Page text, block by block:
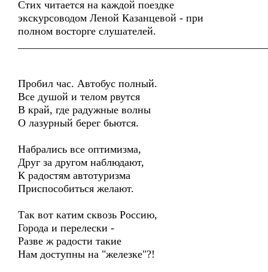
Стих читается на каждой поездке
экскурсоводом Леной Казанцевой - при
полном восторге слушателей.
Пробил час. Автобус полный.
Все душой и телом рвутся
В край, где радужные волны
О лазурный берег бьются.
Набрались все оптимизма,
Друг за другом наблюдают,
К радостям автотуризма
Приспособиться желают.
Так вот катим сквозь Россию,
Города и перелески -
Разве ж радости такие
Нам доступны на "железке"?!